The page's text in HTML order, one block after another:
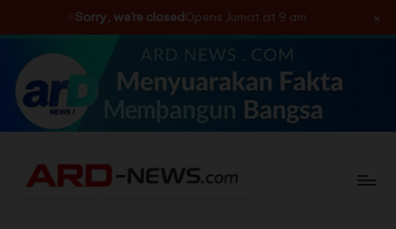
Sorry, we're closedOpens Jumat at 9 am ×
Skip
content